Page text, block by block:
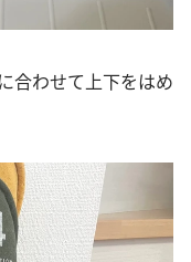
合わせて上下をはめ